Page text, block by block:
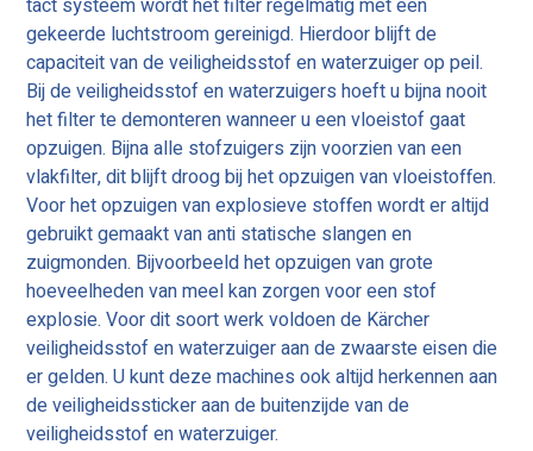
tact systeem wordt het filter regelmatig met een
gekeerde luchtstroom gereinigd. Hierdoor blijft de
capaciteit van de veiligheidsstof en waterzuiger op peil.
Bij de veiligheidsstof en waterzuigers hoeft u bijna nooit
het filter te demonteren wanneer u een vloeistof gaat
opzuigen. Bijna alle stofzuigers zijn voorzien van een
vlakfilter, dit blijft droog bij het opzuigen van vloeistoffen.
Voor het opzuigen van explosieve stoffen wordt er altijd
gebruikt gemaakt van anti statische slangen en
zuigmonden. Bijvoorbeeld het opzuigen van grote
hoeveelheden van meel kan zorgen voor een stof
explosie. Voor dit soort werk voldoen de Kärcher
veiligheidsstof en waterzuiger aan de zwaarste eisen die
er gelden. U kunt deze machines ook altijd herkennen aan
de veiligheidssticker aan de buitenzijde van de
veiligheidsstof en waterzuiger.